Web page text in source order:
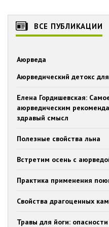
ВСЕ ПУБЛИКАЦИИ
Аюрведа
Аюрведический детокс
Елена Гордишевская:
аюрведическим
здравый смысл
Полезные свойства льна
Встретим осень c
Практика применения
Свойства драгоценных
Травы для йоги: